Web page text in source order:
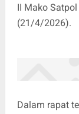
II Mako
(21/4/2026).
Dalam rapat